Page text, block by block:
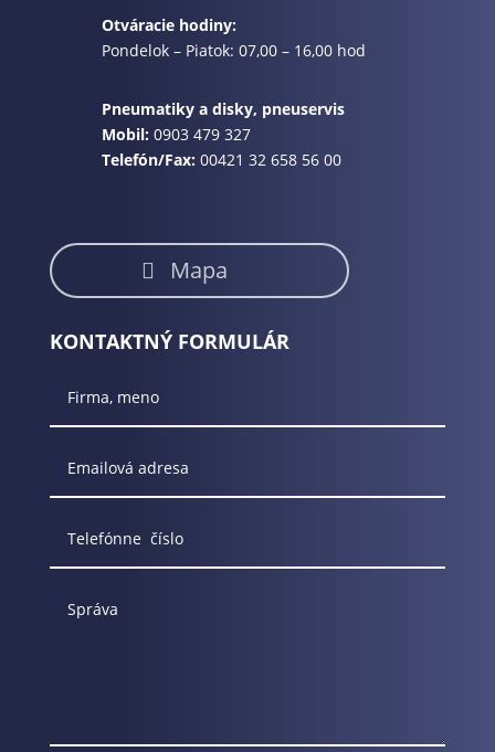
Otváracie hodiny:
Pondelok – Piatok: 07,00 – 16,00 hod
Pneumatiky a disky, pneuservis
Mobil: 0903 479 327
Telefón/Fax:00421 32 658 56 00
Mapa
KONTAKTNÝ FORMULÁR